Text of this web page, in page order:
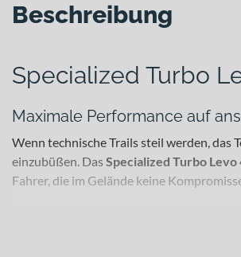
Beschreibung
Specialized Turbo
Maximale Performance auf
Wenn technische Trails steil werden,
einzubüßen. DasSpecialized Turbo Levo
Fahrer, die im Gelände keine